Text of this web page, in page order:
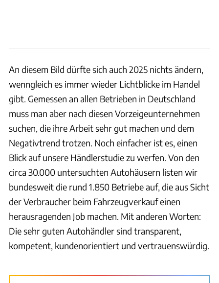
An diesem Bild dürfte sich auch 2025 nichts ändern,
wenngleich es immer wieder Lichtblicke im Handel
gibt. Gemessen an allen Betrieben in Deutschland
muss man aber nach diesen Vorzeigeunternehmen
suchen, die ihre Arbeit sehr gut machen und dem
Negativtrend trotzen. Noch einfacher ist es, einen
Blick auf unsere Händlerstudie zu werfen. Von den
circa 30.000 untersuchten Autohäusern listen wir
bundesweit die rund 1.850 Betriebe auf, die aus Sicht
der Verbraucher beim Fahrzeugverkauf einen
herausragenden Job machen. Mit anderen Worten:
Die sehr guten Autohändler sind transparent,
kompetent, kundenorientiert und vertrauenswürdig.